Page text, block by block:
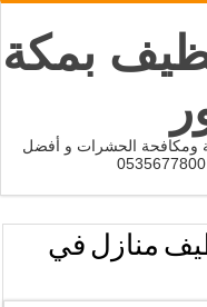
بمكة
ومكافحة الحشرات و أفضل
منازل في